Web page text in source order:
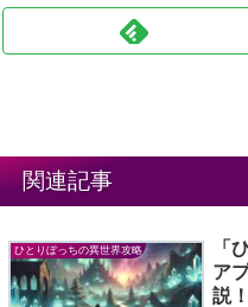
関連記事
ひとりぼっちの異世界攻略
「
ア
説！